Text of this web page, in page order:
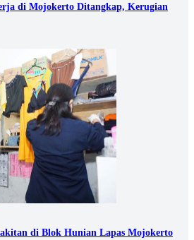
di Mojokerto Ditangkap, Kerugian
di Blok Hunian Lapas Mojokerto